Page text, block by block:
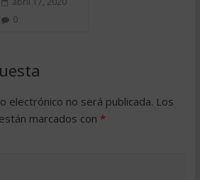
0
electrónico no será publicada. Los
marcados con *